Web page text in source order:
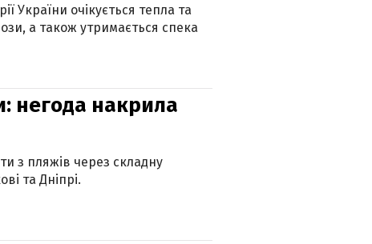
України очікується тепла та
а також утримається спека
негода накрила
з пляжів через складну
та Дніпрі.